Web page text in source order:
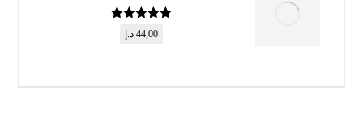
تم التقييم
من 5
44,00 د.إ